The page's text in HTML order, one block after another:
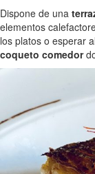
Dispone de una
elementos
los platos o esperar
coqueto comedor